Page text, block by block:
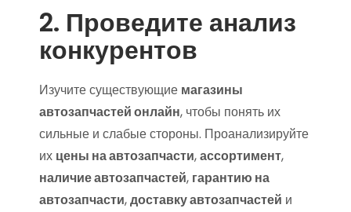
2. Проведите анализ
конкурентов
Изучите существующие магазины
автозапчастей онлайн, чтобы понять их
сильные и слабые стороны. Проанализируйте
их цены на автозапчасти,ассортимент,
наличие автозапчастей, гарантию на
автозапчасти,доставку автозапчастей и